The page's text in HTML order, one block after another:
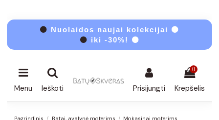
⚫ Nuolaidos naujai kolekcijai ⚫
⚫ iki -30%! ⚫
Menu Ieškoti Prisijungti
0
Krepšelis
Pagrindinis Batai, avalynė moterims
Mokasinai moterims